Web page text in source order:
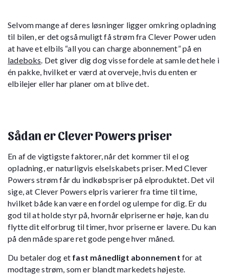
Selvom mange af deres løsninger ligger omkring opladning
til bilen, er det også muligt få strøm fra Clever Power uden
at have et elbils “all you can charge abonnement” på en
ladeboks. Det giver dig dog visse fordele at samle det hele i
én pakke, hvilket er værd at overveje, hvis du enten er
elbilejer eller har planer om at blive det.
Sådan er Clever Powers priser
En af de vigtigste faktorer, når det kommer til el og
opladning, er naturligvis elselskabets priser. Med Clever
Powers strøm får du indkøbspriser på elproduktet. Det vil
sige, at Clever Powers elpris varierer fra time til time,
hvilket både kan være en fordel og ulempe for dig. Er du
god til at holde styr på, hvornår elpriserne er høje, kan du
flytte dit elforbrug til timer, hvor priserne er lavere. Du kan
på den måde spare ret gode penge hver måned.
Du betaler dog et fast månedligt abonnement for at
modtage strøm, som er blandt markedets højeste.